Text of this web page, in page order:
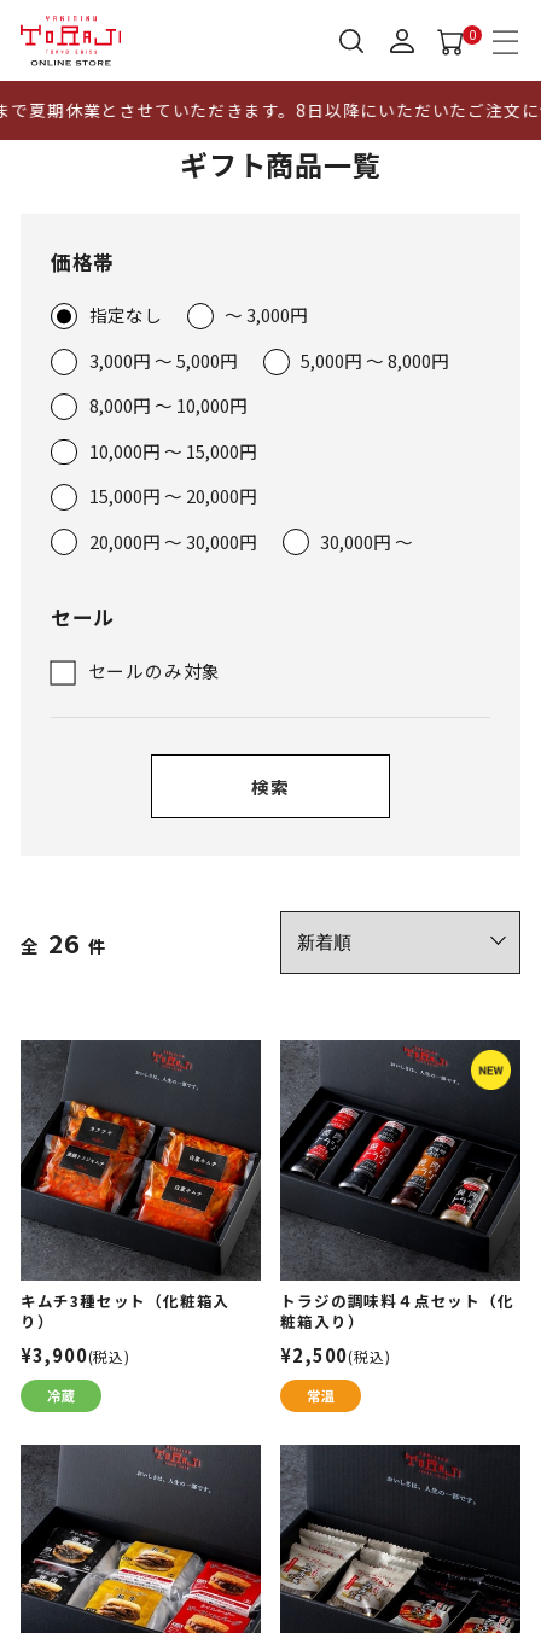
0
させていただきます。8日以降にいただいたご注文につきま
ギフト商品一覧
価格帯
指定なし
～ 3,000円
3,000円 ～ 5,000円
5,000円 ～ 8,000円
8,000円 ～ 10,000円
10,000円 ～ 15,000円
15,000円 ～ 20,000円
20,000円 ～ 30,000円
30,000円 ～
セール
セールのみ対象
検索
26
キムチ3種セット（化粧箱入
り）
¥3,900(税込)
トラジの調味料４点セット（化
粧箱入り）
¥2,500(税込)